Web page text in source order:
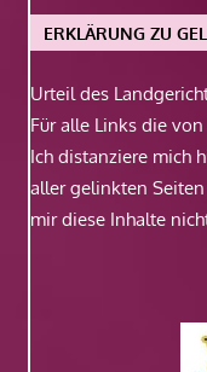
ERKLÄRUNG ZU
Urteil des
Für alle Links die
Ich distanziere mich
aller gelinkten
mir diese Inhalte